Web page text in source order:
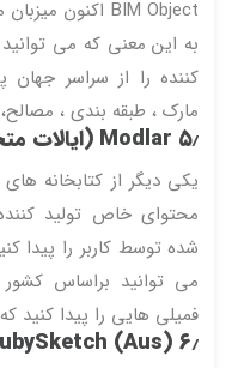
به این معنی که می
کننده را از سراسر
مارک ، طبقه بندی ،
۵٫ Modlar (ایالات متحده / بین المللی)
محتوای خاص تولید
شده توسط کاربر را پیدا
می توانید براساس کشور
فمیلی هایی را پیدا کنید
۶٫ (Aus)